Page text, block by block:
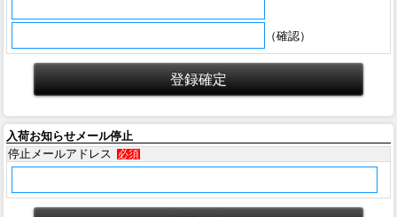
（確認）
入荷お知らせメール停止
停止メールアドレス
必須